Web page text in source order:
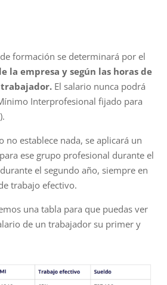
formación se determinará por el
la empresa y según las horas de
El salario nunca podrá
Interprofesional fijado para
no establece nada, se aplicará un
ese grupo profesional durante el
el segundo año, siempre en
trabajo efectivo.
una tabla para que puedas ver
de un trabajador su primer y